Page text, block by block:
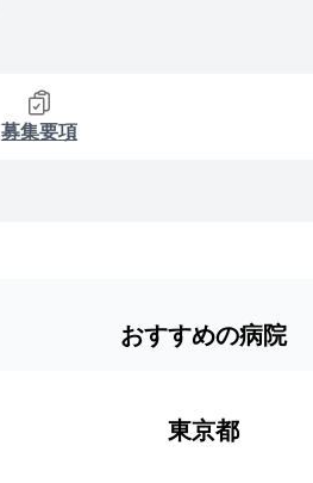
募集要項
おすすめの病院
東京都